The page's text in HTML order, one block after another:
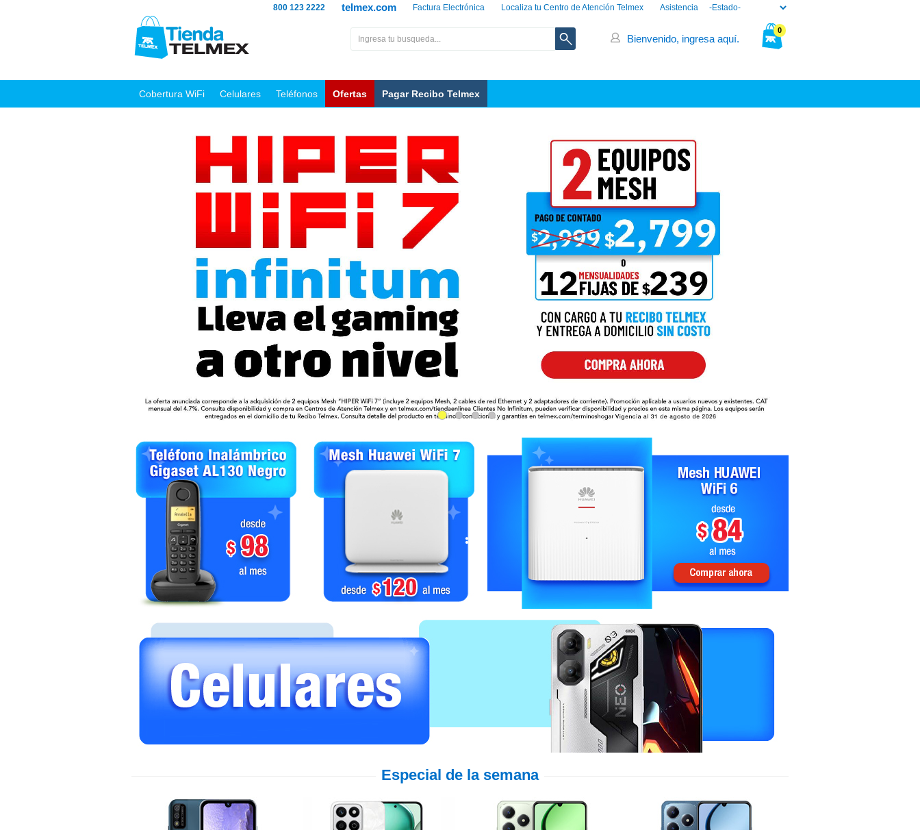
Asistencia
Localiza tu Centro de Atención Telmex
Factura Electrónica
telmex.com
800 123 2222
0
Bienvenido, ingresa aquí.
Cobertura WiFi Celulares Teléfonos Ofertas Pagar Recibo Telmex
Especial de la semana